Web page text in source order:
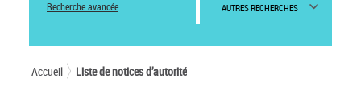
Recherche avancée AUTRES RECHERCHES
Accueil Liste de notices d’autorité